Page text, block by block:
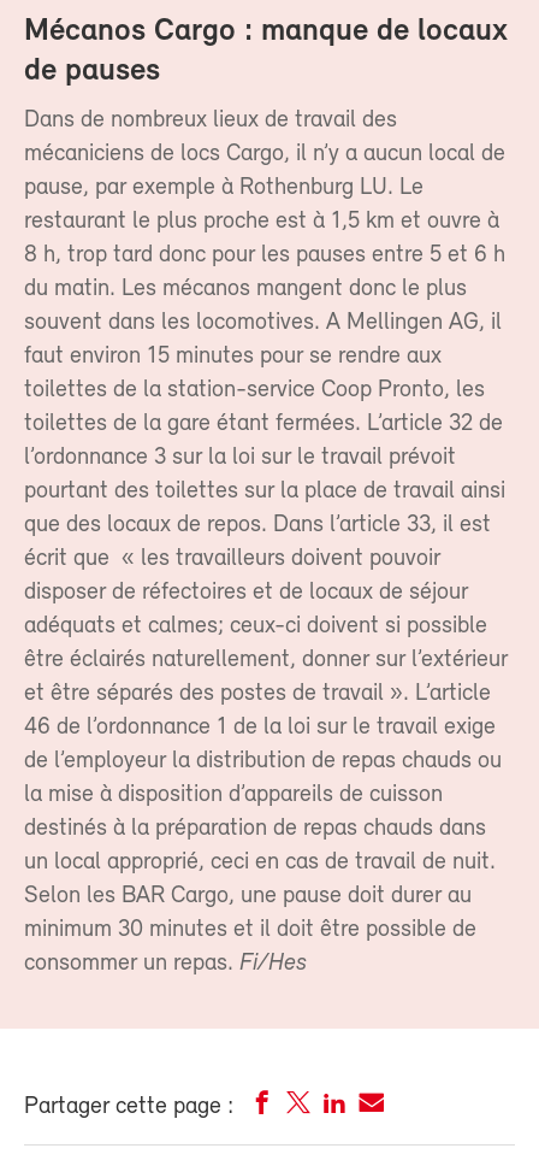
Mécanos Cargo : manque de locaux
de pauses
Dans de nombreux lieux de travail des
mécaniciens de locs Cargo, il n’y a aucun local de
pause, par exemple à Rothenburg LU. Le
restaurant le plus proche est à 1,5 km et ouvre à
8 h, trop tard donc pour les pauses entre 5 et 6 h
du matin. Les mécanos mangent donc le plus
souvent dans les locomotives. A Mellingen AG, il
faut environ 15 minutes pour se rendre aux
toilettes de la station-service Coop Pronto, les
toilettes de la gare étant fermées. L’article 32 de
l’ordonnance 3 sur la loi sur le travail prévoit
pourtant des toilettes sur la place de travail ainsi
que des locaux de repos. Dans l’article 33, il est
écrit que « les travailleurs doivent pouvoir
disposer de réfectoires et de locaux de séjour
adéquats et calmes; ceux-ci doivent si possible
être éclairés naturellement, donner sur l’extérieur
et être séparés des postes de travail ». L’article
46 de l’ordonnance 1 de la loi sur le travail exige
de l’employeur la distribution de repas chauds ou
la mise à disposition d’appareils de cuisson
destinés à la préparation de repas chauds dans
un local approprié, ceci en cas de travail de nuit.
Selon les BAR Cargo, une pause doit durer au
minimum 30 minutes et il doit être possible de
consommer un repas. Fi/Hes
Partager cette page :